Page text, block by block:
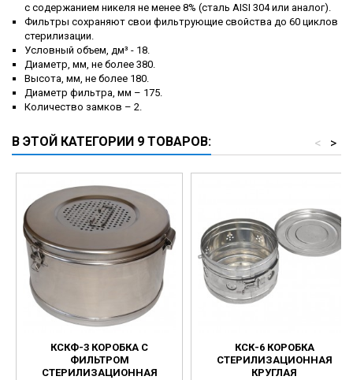
с содержанием никеля не менее 8% (сталь AISI 304 или аналог).
Фильтры сохраняют свои фильтрующие свойства до 60 циклов
стерилизации.
Условный объем, дм³ - 18.
Диаметр, мм, не более 380.
Высота, мм, не более 180.
Диаметр фильтра, мм – 175.
Количество замков – 2.
В ЭТОЙ КАТЕГОРИИ 9 ТОВАРОВ: >
<
КСКФ-3 КОРОБКА С
ФИЛЬТРОМ
СТЕРИЛИЗАЦИОННАЯ
КСК-6 КОРОБКА
СТЕРИЛИЗАЦИОННАЯ
КРУГЛАЯ